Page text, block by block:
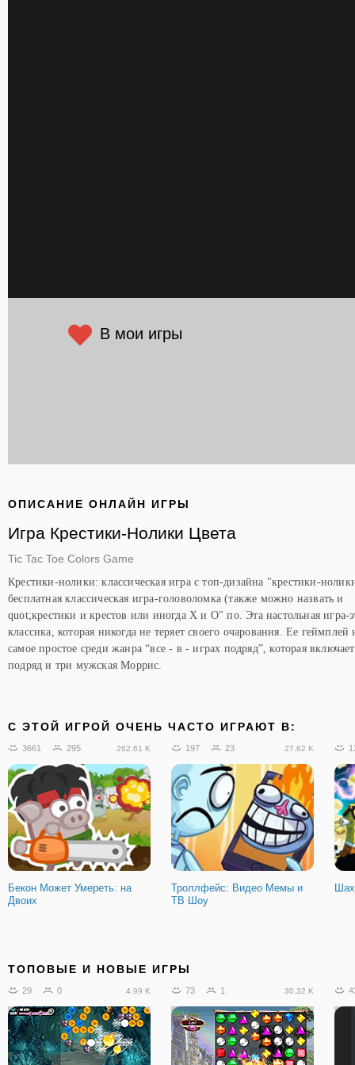
В мои игры
ОПИСАНИЕ ОНЛАЙН ИГРЫ
Игра Крестики-Нолики Цвета
Tic Tac Toe Colors Game
Крестики-нолики: классическая игра с топ-дизайна "крестики-
бесплатная классическая игра-головоломка (также можно назвать и
quot;крестики и крестов или иногда X и O" по. Эта настольная игра-
классика, которая никогда не теряет своего очарования. Ее геймплей
самое простое среди жанра “все - в - играх подряд”, которая
подряд и три мужская Моррис.
C ЭТОЙ ИГРОЙ ОЧЕНЬ ЧАСТО ИГРАЮТ В:
3661 295 262.61 K
Бекон Может Умереть: на
Двоих
197 23 27.62 K
Троллфейс: Видео Мемы и
ТВ Шоу
ТОПОВЫЕ И НОВЫЕ ИГРЫ
29 0 4.99 K 73 1 30.32 K